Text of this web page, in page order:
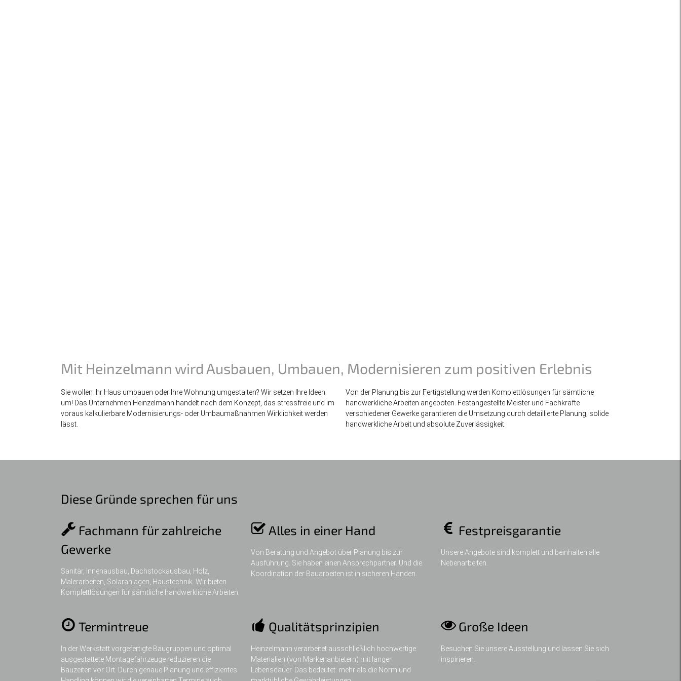
Mit Heinzelmann wird Ausbauen, Umbauen, Modernisieren zum positiven Erlebnis
Sie wollen Ihr Haus umbauen oder Ihre Wohnung umgestalten? Wir setzen Ihre Ideen
um! Das Unternehmen Heinzelmann handelt nach dem Konzept, das stressfreie und im
voraus kalkulierbare Modernisierungs- oder Umbaumaßnahmen Wirklichkeit werden
lässt.
Von der Planung bis zur Fertigstellung werden Komplettlösungen für sämtliche
handwerkliche Arbeiten angeboten. Festangestellte Meister und Fachkräfte
verschiedener Gewerke garantieren die Umsetzung durch detaillierte Planung, solide
handwerkliche Arbeit und absolute Zuverlässigkeit.
Diese Gründe sprechen für uns
Fachmann für zahlreiche
Gewerke
Sanitär, Innenausbau, Dachstockausbau, Holz,
Malerarbeiten, Solaranlagen, Haustechnik. Wir bieten
Komplettlösungen für sämtliche handwerkliche Arbeiten.
Alles in einer Hand
Von Beratung und Angebot über Planung bis zur
Ausführung. Sie haben einen Ansprechpartner. Und die
Koordination der Bauarbeiten ist in sicheren Händen.
Festpreisgarantie
Unsere Angebote sind komplett und beinhalten alle
Nebenarbeiten.
Termintreue
In der Werkstatt vorgefertigte Baugruppen und optimal
ausgestattete Montagefahrzeuge reduzieren die
Bauzeiten vor Ort. Durch genaue Planung und effizientes
Qualitätsprinzipien
Heinzelmann verarbeitet ausschließlich hochwertige
Materialien (von Markenanbietern) mit langer
Lebensdauer. Das bedeutet: mehr als die Norm und
Große Ideen
Besuchen Sie unsere Ausstellung und lassen Sie sich
inspirieren.